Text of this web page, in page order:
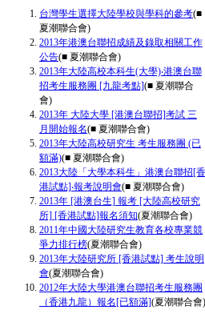
台灣學生選擇大陸學校與學科的參考(■
夏潮聯合會)
2013年港澳台聯招成績及錄取相關工作
公告(■ 夏潮聯合會)
2013年大陸高校本科生(大學)‧港澳台聯
招考生服務團 [九龍考點](■ 夏潮聯合
會)
2013年 大陸大學 [港澳台聯招]考試 三
月開始報名(■ 夏潮聯合會)
2013年大陸高校研究生 考生服務團 (已
額滿)(■ 夏潮聯合會)
2013大陸「大學本科生」港澳台聯招[香
港試點]‧報考說明會(■ 夏潮聯合會)
2013年 [港澳台生] 報考 [大陸高校研究
所] [香港試點]報名須知(夏潮聯合會)
2011年中國大陸研究生教育各校專業競
爭力排行榜(夏潮聯合會)
2013年大陸研究所 [香港試點] 考生說明
會(夏潮聯合會)
2012年大陸大學港澳台聯招考生服務團
（香港九龍）報名[已額滿](夏潮聯合會)